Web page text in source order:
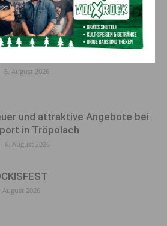
AKTUELLES
6. August 2026
und attraktive Angebote bei
in Tröpolach
6. August 2026
August 2026